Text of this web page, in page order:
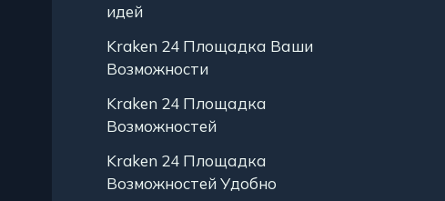
идей
Kraken 24 Площадка Ваши
Возможности
Kraken 24 Площадка
Возможностей
Kraken 24 Площадка
Возможностей Удобно